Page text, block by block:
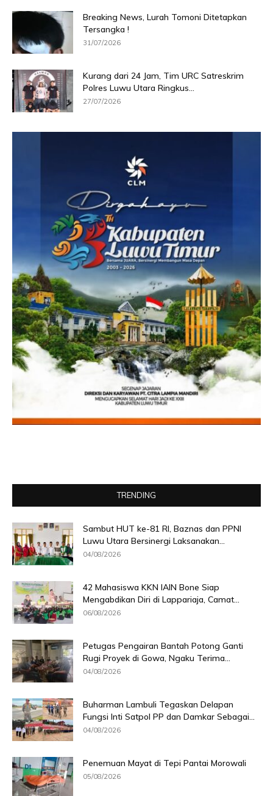
Breaking News, Lurah Tomoni Ditetapkan
Tersangka !
31/07/2026
Kurang dari 24 Jam, Tim URC Satreskrim
Polres Luwu Utara Ringkus...
27/07/2026
TRENDING
Sambut HUT ke-81 RI, Baznas dan PPNI
Luwu Utara Bersinergi Laksanakan...
04/08/2026
42 Mahasiswa KKN IAIN Bone Siap
Mengabdikan Diri di Lappariaja, Camat...
06/08/2026
Petugas Pengairan Bantah Potong Ganti
Rugi Proyek di Gowa, Ngaku Terima...
04/08/2026
Buharman Lambuli Tegaskan Delapan
Fungsi Inti Satpol PP dan Damkar Sebagai...
04/08/2026
Penemuan Mayat di Tepi Pantai Morowali
05/08/2026